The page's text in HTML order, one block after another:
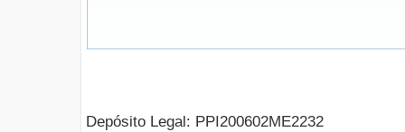
Depósito Legal: PPI200602ME2232